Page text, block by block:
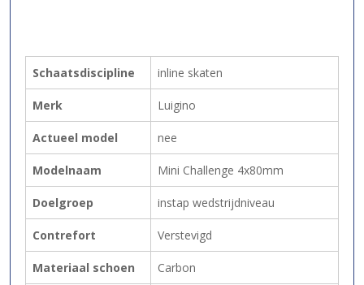
Schaatsdiscipline inline skaten
Merk Luigino
Actueel model nee
Modelnaam Mini Challenge 4x80mm
Doelgroep instap wedstrijdniveau
Contrefort Verstevigd
Materiaal schoen Carbon